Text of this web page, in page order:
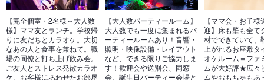
【完全個室・2名様～大人数
様】ママ友とランチ。学校帰
りに友だちとカラオケ。大切
なあの人と食事を兼ねて。職
場の同僚と打ち上げ飲み会。
ご友人とストレス発散カラオ
ケ。お客様にあわせたお部屋
【大人数パーティールーム】
大人数でも一度に集まれるパ
ーティールームあり！音響・
照明・映像設備・レイアウト
など、できる限りご協力しま
す！歓迎会や送別会、同窓
会、誕生日パーティー会場と
【ママ会・お子様
迎】床も壁も全て
材でできていて、
上がれるお座敷タ
オケルーム＝ファ
ムが大好評★広々
ムやおもちゃもあ